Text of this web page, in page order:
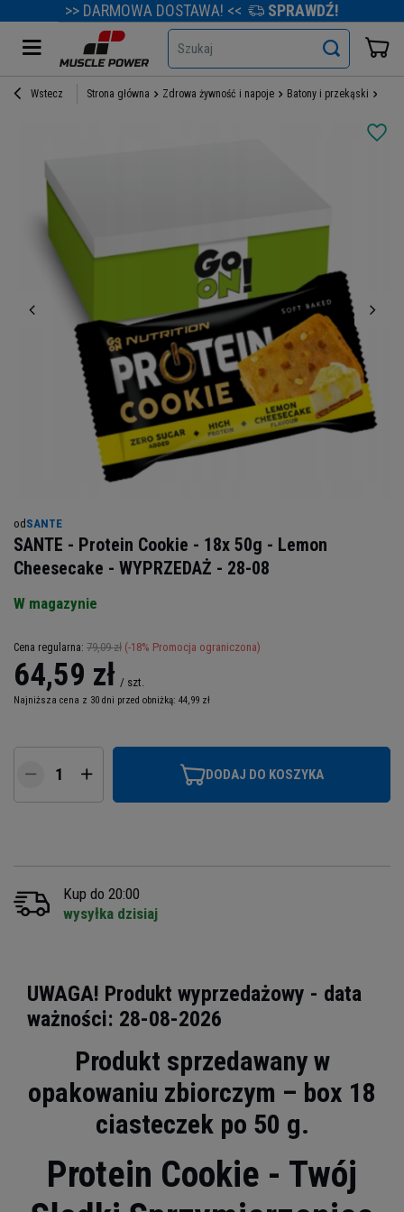
>> DARMOWA DOSTAWA! << SPRAWDŹ!
Szukaj
Wstecz Strona główna Zdrowa żywność i napoje Batony i przekąski
od SANTE
SANTE - Protein Cookie - 18x 50g - Lemon
Cheesecake - WYPRZEDAŻ - 28-08
W magazynie
Cena regularna: 79,09 zł (-18% Promocja ograniczona)
64,59 zł / szt.
Najniższa cena z 30 dni przed obniżką: 44,99 zł
DODAJ DO KOSZYKA
Kup do 20:00
wysyłka dzisiaj
UWAGA! Produkt wyprzedażowy - data
ważności: 28-08-2026
Produkt sprzedawany w
opakowaniu zbiorczym – box 18
ciasteczek po 50 g.
Protein Cookie - Twój